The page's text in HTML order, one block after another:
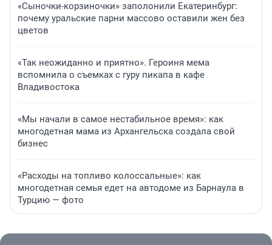
«Сыночки-корзиночки» заполонили Екатеринбург:
почему уральские парни массово оставили жен без
цветов
«Так неожиданно и приятно». Героиня мема
вспомнила о съемках с гуру пикапа в кафе
Владивостока
«Мы начали в самое нестабильное время»: как
многодетная мама из Архангельска создала свой
бизнес
«Расходы на топливо колоссальные»: как
многодетная семья едет на автодоме из Барнаула в
Турцию — фото